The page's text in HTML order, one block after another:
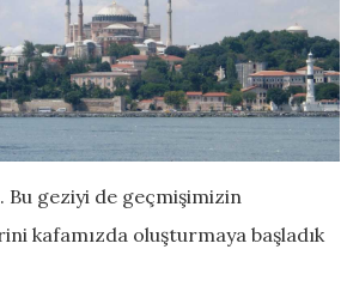
geziyi de geçmişimizin
kafamızda oluşturmaya başladık